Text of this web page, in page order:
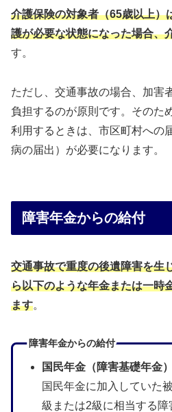
介護保険の対象者（65歳以上）
護が必要な状態になった場合、
す。
ただし、交通事故の場合、加害
負担するのが原則です。そのた
利用するときは、市区町村への
病の届出）が必要になります。
障害年金からの給付
交通事故で重度の後遺障害を生
ら以下のような年金または一時
ます。
障害年金からの給付
国民年金（障害基礎年金）
国民年金に加入していた
級または2級に相当する